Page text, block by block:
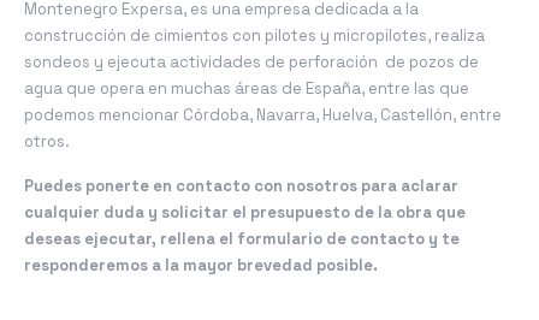
Montenegro Expersa, es una empresa dedicada a la
construcción de cimientos con pilotes y micropilotes, realiza
sondeos y ejecuta actividades de perforación de pozos de
agua que opera en muchas áreas de España, entre las que
podemos mencionar Córdoba, Navarra, Huelva, Castellón, entre
otros.
Puedes ponerte en contacto con nosotros para aclarar
cualquier duda y solicitar el presupuesto de la obra que
deseas ejecutar, rellena el formulario de contacto y te
responderemos a la mayor brevedad posible.